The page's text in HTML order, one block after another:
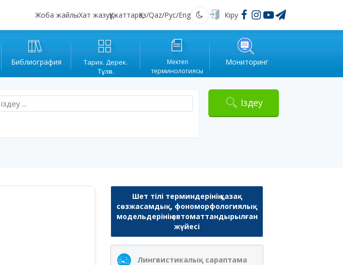
Жоба жайлыХат жазуҚұжаттарҚаз/Qaz/Рус/Eng Қараңғы Кіру
Библиография
Тарих. Дерек.
Тұлға.
Мектеп
терминологиясы
Мониторинг
Іздеу
Шет тілі терминдерінің қазақ
сөзжасамдық, фономорфологиялық
модельдерінің автоматтандырылған
жүйесі
Лингвистикалық сараптама